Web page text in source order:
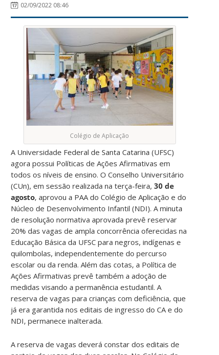
02/09/2022 08:46
Colégio de Aplicação
A Universidade Federal de Santa Catarina (UFSC)
agora possui Políticas de Ações Afirmativas em
todos os níveis de ensino. O Conselho Universitário
(CUn), em sessão realizada na terça-feira,30 de
agosto, aprovou a PAA do Colégio de Aplicação e do
Núcleo de Desenvolvimento Infantil (NDI). A minuta
de resolução normativa aprovada prevê reservar
20% das vagas de ampla concorrência oferecidas na
Educação Básica da UFSC para negros, indígenas e
quilombolas, independentemente do percurso
escolar ou da renda. Além das cotas, a Política de
Ações Afirmativas prevê também a adoção de
medidas visando a permanência estudantil. A
reserva de vagas para crianças com deficiência, que
já era garantida nos editais de ingresso do CA e do
NDI, permanece inalterada.
A reserva de vagas deverá constar dos editais de